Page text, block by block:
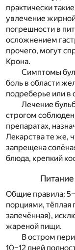
практически
увлечение
погрешности в
осложнением
прочего, могут
Крона.
Симптомы
боль в области
подреберье или в
Лечение
строгом
препаратах,
Лекарства те же,
запрещена
блюда, крепкий
Общие правила:
порциями, тёплая
запечённая),
жареной пищи.
В остром
10–12 дней